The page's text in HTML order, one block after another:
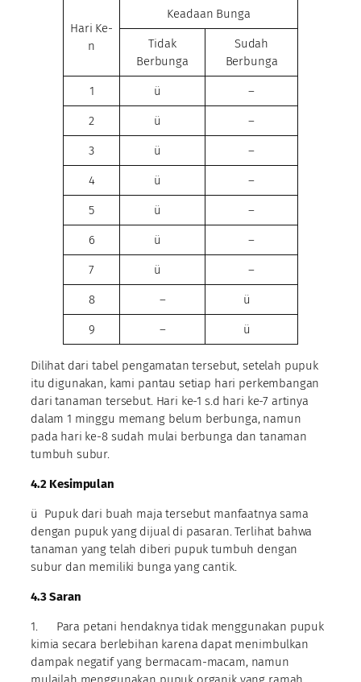
Hari Ke-
n
Keadaan Bunga
Tidak
Berbunga
Sudah
Berbunga
1 ü –
2 ü –
3 ü –
4 ü –
5 ü –
6 ü –
7 ü –
8 – ü
9 – ü
Dilihat dari tabel pengamatan tersebut, setelah pupuk
itu digunakan, kami pantau setiap hari perkembangan
dari tanaman tersebut. Hari ke-1 s.d hari ke-7 artinya
dalam 1 minggu memang belum berbunga, namun
pada hari ke-8 sudah mulai berbunga dan tanaman
tumbuh subur.
4.2 Kesimpulan
ü Pupuk dari buah maja tersebut manfaatnya sama
dengan pupuk yang dijual di pasaran. Terlihat bahwa
tanaman yang telah diberi pupuk tumbuh dengan
subur dan memiliki bunga yang cantik.
4.3 Saran
1. Para petani hendaknya tidak menggunakan pupuk
kimia secara berlebihan karena dapat menimbulkan
dampak negatif yang bermacam-macam, namun